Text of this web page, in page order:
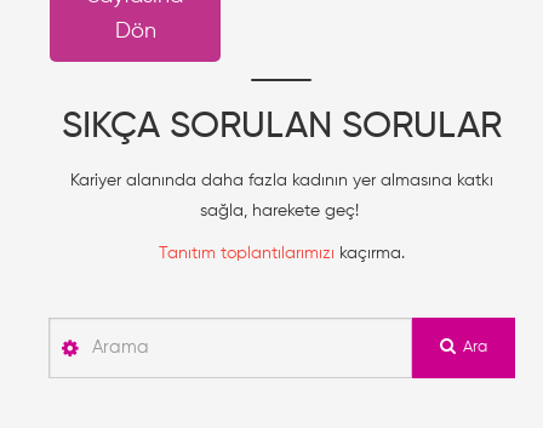
Dön
SIKÇA SORULAN SORULAR
Kariyer alanında daha fazla kadının yer almasına katkı
sağla, harekete geç!
Tanıtım toplantılarımızı kaçırma.
Ara